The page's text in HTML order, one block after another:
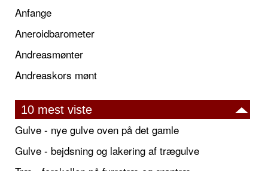
Anfange
Aneroidbarometer
Andreasmønter
Andreaskors mønt
10 mest viste
Gulve - nye gulve oven på det gamle
Gulve - bejdsning og lakering af trægulve